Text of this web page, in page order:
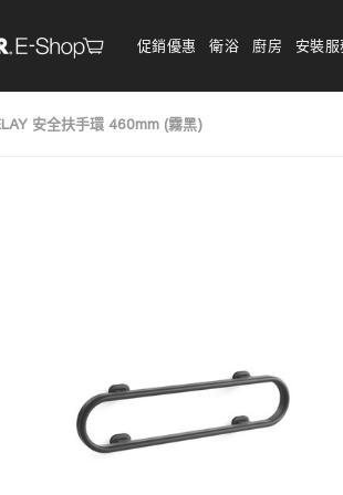
促銷優惠 衛浴 廚房 安裝
安全扶手環 460mm (霧黑)